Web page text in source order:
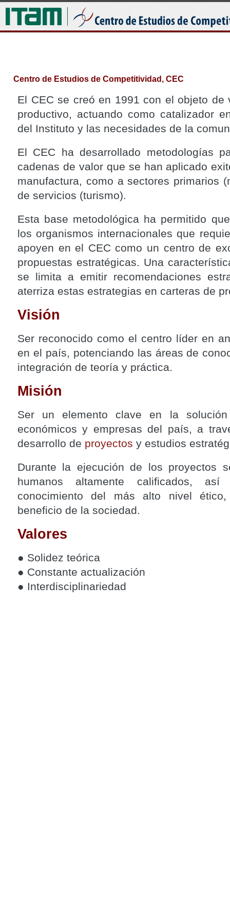
Centro de Estudios de Competitividad, CEC
El CEC se creó en 1991 con el objeto de
productivo, actuando como catalizador
del Instituto y las necesidades de la
El CEC ha desarrollado metodologías
cadenas de valor que se han aplicado
manufactura, como a sectores primarios
de servicios (turismo).
Esta base metodológica ha permitido
los organismos internacionales que
apoyen en el CEC como un centro de
propuestas estratégicas. Una
se limita a emitir recomendaciones
aterriza estas estrategias en carteras de
Visión
Ser reconocido como el centro líder en
en el país, potenciando las áreas de
integración de teoría y práctica.
Misión
Ser un elemento clave en la
económicos y empresas del país, a
desarrollo de proyectos y estudios
Durante la ejecución de los proyectos
humanos altamente calificados,
conocimiento del más alto nivel
beneficio de la sociedad.
Valores
● Solidez teórica
● Constante actualización
● Interdisciplinariedad